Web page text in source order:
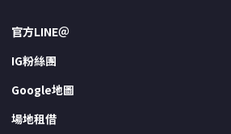
官方LINE＠
IG粉絲團
Google地圖
場地租借